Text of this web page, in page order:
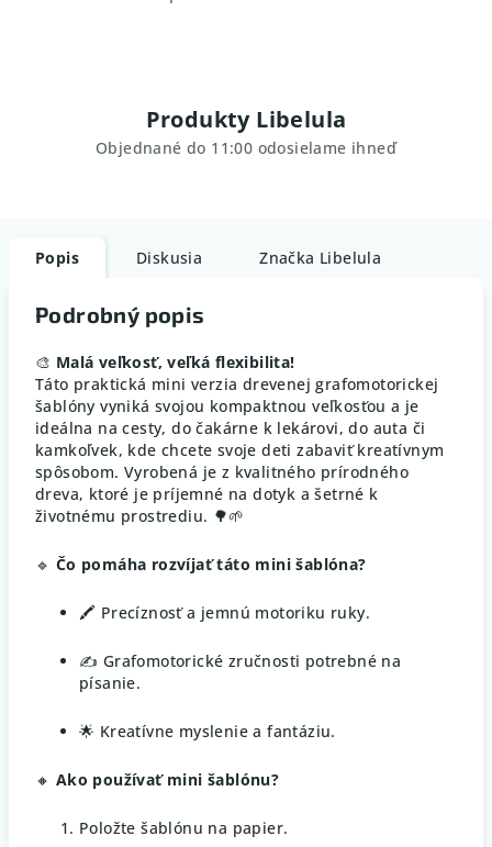
Produkty Libelula
Objednané do 11:00 odosielame ihneď
Popis Diskusia Značka Libelula
Podrobný popis
🎨 Malá veľkosť, veľká flexibilita!
Táto praktická mini verzia drevenej grafomotorickej
šablóny vyniká svojou kompaktnou veľkosťou a je
ideálna na cesty, do čakárne k lekárovi, do auta či
kamkoľvek, kde chcete svoje deti zabaviť kreatívnym
spôsobom. Vyrobená je z kvalitného prírodného
dreva, ktoré je príjemné na dotyk a šetrné k
životnému prostrediu. 🌳🌱
🔹 Čo pomáha rozvíjať táto mini šablóna?
🖍️ Precíznosť a jemnú motoriku ruky.
✍️ Grafomotorické zručnosti potrebné na
písanie.
🌟 Kreatívne myslenie a fantáziu.
🔸 Ako používať mini šablónu?
Položte šablónu na papier.